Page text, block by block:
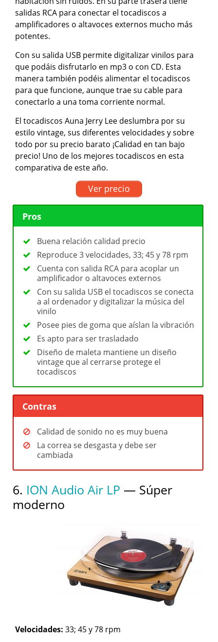
salidas RCA para conectar el tocadiscos a
amplificadores o altavoces externos mucho más
potentes.
Con su salida USB permite digitalizar vinilos para
que podáis disfrutarlo en mp3 o con CD. Esta
manera también podéis alimentar el tocadiscos
para que funcione, aunque trae su cable para
conectarlo a una toma corriente normal.
El tocadiscos Auna Jerry Lee deslumbra por su
estilo vintage, sus diferentes velocidades y sobre
todo por su precio barato ¡Calidad en tan bajo
precio! Uno de los mejores tocadiscos en esta
comparativa de este año.
Ver precio
Pros
Buena relación calidad precio
Reproduce 3 velocidades, 33; 45 y 78 rpm
Cuenta con salida RCA para acoplar un
amplificador o altavoces externos
Con su salida USB el tocadiscos se conecta
a al ordenador y digitalizar la música del
vinilo
Posee pies de goma que aíslan la vibración
Es apto para ser trasladado
Diseño de maleta mantiene un diseño
vintage que al cerrarse protege el
tocadiscos
Contras
Calidad de sonido no es muy buena
La correa se desgasta y debe ser
cambiada
6. ION Audio Air LP — Súper
moderno
Velocidades:33; 45 y 78 rpm